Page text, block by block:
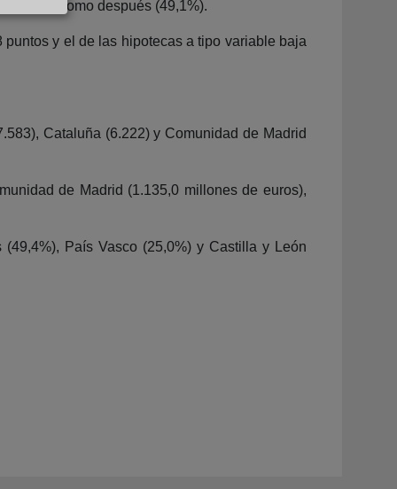
como después (49,1%).
y el de las hipotecas a tipo variable baja
Cataluña (6.222) y Comunidad de Madrid
de Madrid (1.135,0 millones de euros),
País Vasco (25,0%) y Castilla y León